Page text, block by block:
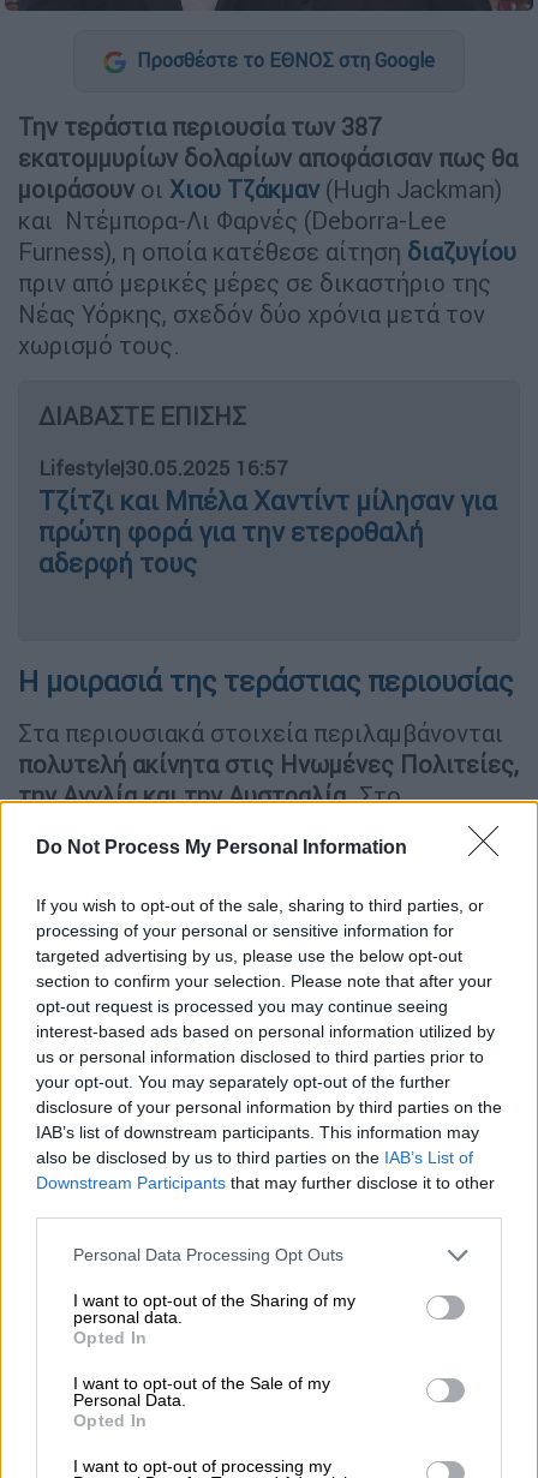
Do Not Process My Personal Information
If you wish to opt-out of the sale, sharing to third parties, or
processing of your personal or sensitive information for
targeted advertising by us, please use the below opt-out
section to confirm your selection. Please note that after your
opt-out request is processed you may continue seeing
interest-based ads based on personal information utilized by
us or personal information disclosed to third parties prior to
your opt-out. You may separately opt-out of the further
disclosure of your personal information by third parties on the
IAB’s list of downstream participants. This information may
also be disclosed by us to third parties on the IAB’s List of
Downstream Participants that may further disclose it to other
Please note that this website/app uses one or more Google
not limited to your visit or usage behaviour. You may click to
grant or deny consent to Google and its third-party tags to
use your data for below specified purposes in below Google
consent section.
Personal Data Processing Opt Outs
I want to opt-out of the Sharing of my
personal data.
Opted In
I want to opt-out of the Sale of my
Personal Data.
Opted In
I want to opt-out of processing my
Προσθέστε το ΕΘΝΟΣ στη Google
Την τεράστια περιουσία των 387
εκατομμυρίων δολαρίων αποφάσισαν πως θα
μοιράσουν οι Χιου Τζάκμαν(Hugh Jackman)
και Ντέμπορα-Λι Φαρνές (Deborra-Lee
Furness), η οποία κατέθεσε αίτηση διαζυγίου
πριν από μερικές μέρες σε δικαστήριο της
Νέας Υόρκης, σχεδόν δύο χρόνια μετά τον
χωρισμό τους.
ΔΙΑΒΑΣΤΕ ΕΠΙΣΗΣ
Lifestyle|30.05.2025 16:57
Τζίτζι και Μπέλα Χαντίντ μίλησαν για
πρώτη φορά για την ετεροθαλή
αδερφή τους
Η μοιρασιά της τεράστιας περιουσίας
Στα περιουσιακά στοιχεία περιλαμβάνονται
πολυτελή ακίνητα στις Ηνωμένες Πολιτείες,
την Αγγλία και την Αυστραλία. Στο
επίκεντρο του διακανονισμού βρίσκονται
ακίνητα-φιλέτα, μεταξύ των οποίων
στους Χάμπτονς και μια κατοικία στο
Μπόντι Μπιτς. Όπως επιβεβαίωσαν πηγές
κοντά στους δύο ηθοποιούς,το διαζύγιο δεν
είναι κατ' αντιδικία και απομένει μόνο η
επικύρωση από δικαστή για να
οριστικοποιηθεί.
Ανάμεσα στα ακίνητα που εντάχθηκαν στη
συμφωνία περιλαμβάνεταιμια τριώροφη
πολυτελής κατοικίαστη Νέα Υόρκη, την
οποία το πρώην ζευγάρι αγόρασε το 2008
έναντι 21 εκατομμυρίων δολαρίων. Το
2022 με τιμή 38,9 εκατομμύρια δολάρια, λίγο
αφότου είχαν αποκτήσει ένα ρετιρέ στο
Λονδίνο αξίας 21,25 εκατομμυρίων
δολαρίων. Ο Τζάκμαν έχει κρατήσει την
κατοικία της Νέας Υόρκης, όπου πλέον
συγκατοικεί με τη νέα του σύντροφο, τη